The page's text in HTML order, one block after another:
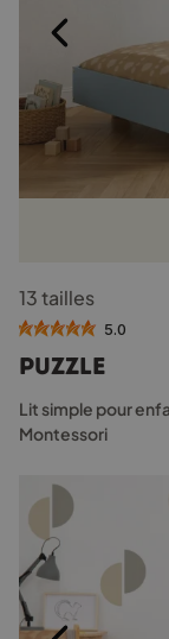
produit
produit
a
variations.
Les
options
choisies
sur
page
du
produit
13 tailles
5.0
PUZZLE
Lit simple pour
Montessori